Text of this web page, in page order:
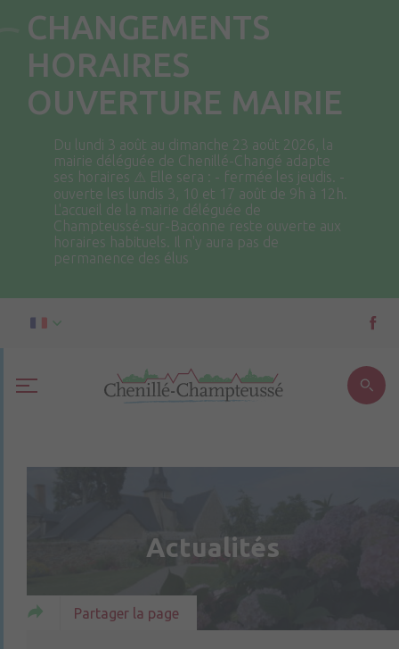
CHANGEMENTS
HORAIRES
OUVERTURE MAIRIE
Du lundi 3 août au dimanche 23 août 2026, la
mairie déléguée de Chenillé-Changé adapte
ses horaires ⚠ Elle sera : - fermée les jeudis. -
ouverte les lundis 3, 10 et 17 août de 9h à 12h.
L'accueil de la mairie déléguée de
Champteussé-sur-Baconne reste ouverte aux
horaires habituels. Il n'y aura pas de
permanence des élus
Actualités
Partager la page